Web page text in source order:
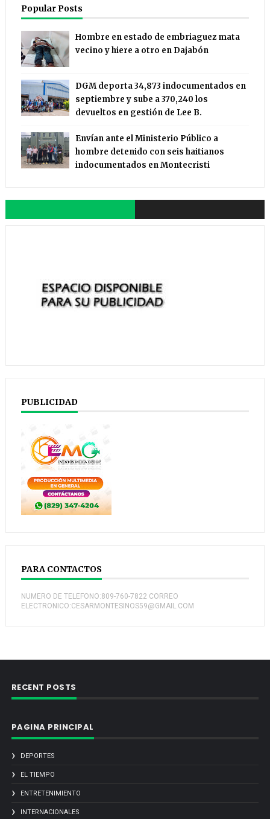
Popular Posts
Hombre en estado de embriaguez mata
vecino y hiere a otro en Dajabón
DGM deporta 34,873 indocumentados en
septiembre y sube a 370,240 los
devueltos en gestión de Lee B.
Envían ante el Ministerio Público a
hombre detenido con seis haitianos
indocumentados en Montecristi
PUBLICIDAD
PARA CONTACTOS
NUMERO DE TELEFONO:809-760-7822 CORREO
ELECTRONICO:CESARMONTESINOS59@GMAIL.COM
RECENT POSTS
PAGINA PRINCIPAL
DEPORTES
EL TIEMPO
ENTRETENIMIENTO
INTERNACIONALES